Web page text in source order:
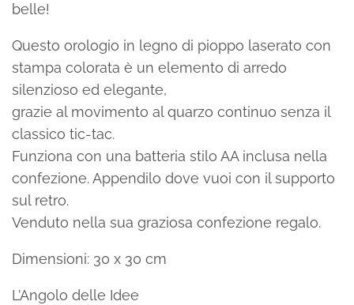
belle!
Questo orologio in legno di pioppo laserato con
stampa colorata è un elemento di arredo
silenzioso ed elegante,
grazie al movimento al quarzo continuo senza il
classico tic-tac.
Funziona con una batteria stilo AA inclusa nella
confezione. Appendilo dove vuoi con il supporto
sul retro.
Venduto nella sua graziosa confezione regalo.
Dimensioni: 30 x 30 cm
L’Angolo delle Idee